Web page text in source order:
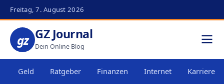
Freitag, 7. August 2026
gz GZ Journal
Dein Online Blog
Geld Ratgeber Finanzen Internet Karriere